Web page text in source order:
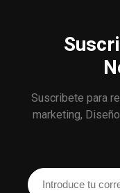
Suscribete para
marketing,